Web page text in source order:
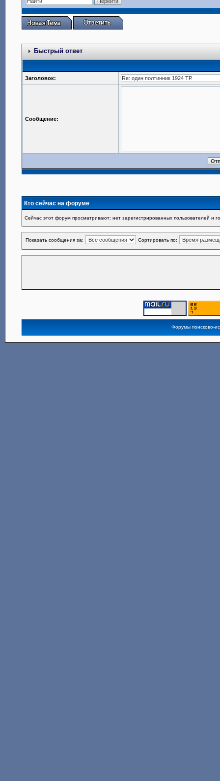
Быстрый ответ
Заголовок:
Сообщение:
Кто сейчас на форуме
Сейчас этот форум просматривают: нет зарегистрированных пользователей и
Показать сообщения за: Сортировать по:
Форумы поисково-